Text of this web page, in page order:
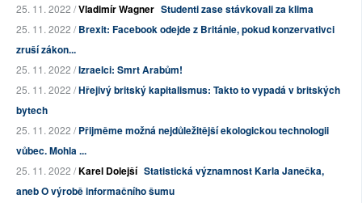
25. 11. 2022 /Vladimír Wagner Studenti zase stávkovali za klima
25. 11. 2022 /Brexit: Facebook odejde z Británie, pokud konzervativci
zruší zákon...
25. 11. 2022 /Izraelci: Smrt Arabům!
25. 11. 2022 /Hřejivý britský kapitalismus: Takto to vypadá v britských
bytech
25. 11. 2022 /Přijměme možná nejdůležitější ekologickou technologii
vůbec. Mohla ...
25. 11. 2022 /Karel Dolejší Statistická významnost Karla Janečka,
aneb O výrobě informačního šumu